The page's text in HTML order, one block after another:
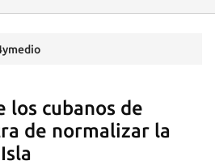
los cubanos de
de normalizar la